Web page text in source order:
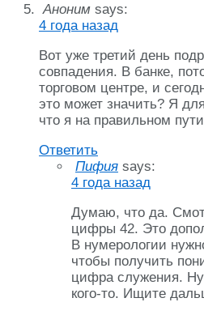
Аноним says:
4 года назад
Вот уже третий день
совпадения. В банке,
торговом центре, и
это может значить? Я
что я на правильном
Ответить
Пифия says:
4 года назад
Думаю, что да.
цифры 42. Это
В нумерологии
чтобы получить
цифра служения.
кого-то. Ищите